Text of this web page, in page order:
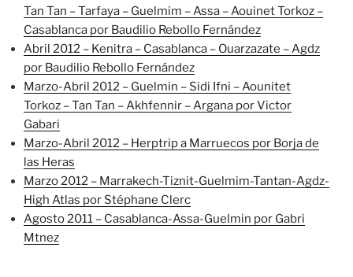
Tan Tan – Tarfaya – Guelmim – Assa – Aouinet Torkoz –
Casablanca por Baudilio Rebollo Fernández
Abril 2012 – Kenitra – Casablanca – Ouarzazate – Agdz
por Baudilio Rebollo Fernández
Marzo-Abril 2012 – Guelmin – Sidi Ifni – Aounitet
Torkoz – Tan Tan – Akhfennir – Argana por Victor
Gabari
Marzo-Abril 2012 – Herptrip a Marruecos por Borja de
las Heras
Marzo 2012 – Marrakech-Tiznit-Guelmim-Tantan-Agdz-
High Atlas por Stéphane Clerc
Agosto 2011 – Casablanca-Assa-Guelmin por Gabri
Mtnez